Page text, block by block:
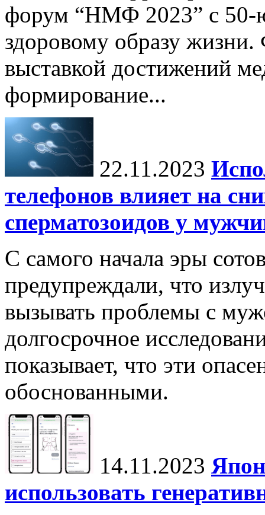
форум “НМФ 2023” c 50-
здоровому образу
выставкой достижений
формирование...
22.11.2023
телефонов влияет на
сперматозоидов у
С самого начала эры
предупреждали, что
вызывать проблемы с
долгосрочное
показывает, что эти
обоснованными.
14.11.2023
использовать